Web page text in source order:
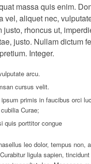
massa quis enim.
vel, aliquet nec,
justo, rhoncus ut,
justo. Nullam dictum
Integer.
arcu.
cursus velit.
primis in faucibus orci
Curae;
quis porttitor congue
leo dolor, tempus non,
ligula sapien, tincidunt